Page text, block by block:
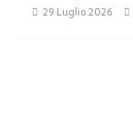
29 Luglio 2026